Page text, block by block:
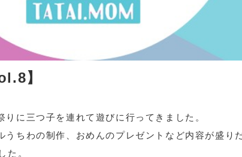
】
に三つ子を連れて遊びに行ってきました。
ちわの制作、おめんのプレゼントなど内容が盛り
た。